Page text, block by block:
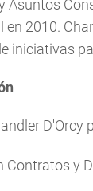
Asuntos
2010.
iniciativas
D'Orcy
Contratos y